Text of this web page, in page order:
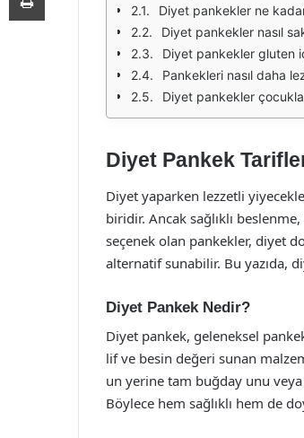
Diyet pankekler ne
Diyet pankekler nasıl
Diyet pankekler gluten
Pankekleri nasıl daha
Diyet pankekler
Diyet Pankek
Diyet yaparken lezzetli
biridir. Ancak sağlıklı
seçenek olan pankekler, diyet
alternatif sunabilir. Bu yazıda,
Diyet Pankek Nedir?
Diyet pankek, geleneksel
lif ve besin değeri sunan
un yerine tam buğday unu
Böylece hem sağlıklı hem de